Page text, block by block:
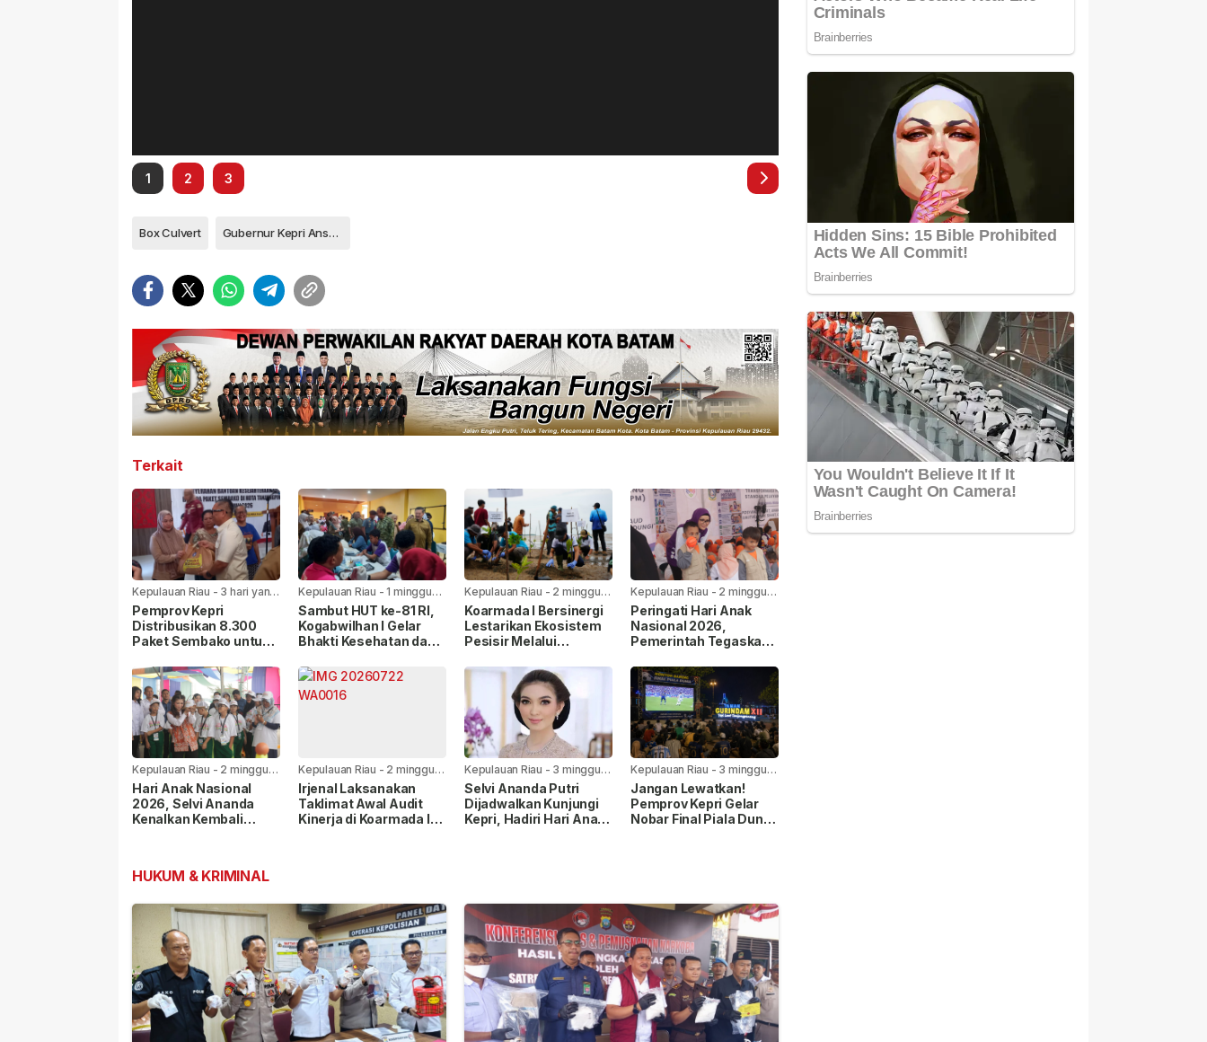
1 2 3
Box Culvert Gubernur Kepri Ansar Ahmad
Terkait
Kepulauan Riau - 3 hari yang
lalu
Pemprov Kepri
Distribusikan 8.300
Paket Sembako untuk
Kabupaten/Kota
Kepulauan Riau -1 minggu
yang lalu
Sambut HUT ke-81 RI,
Kogabwilhan I Gelar
Bhakti Kesehatan dan
Tanjungpinang
Kepulauan Riau - 2 minggu
yang lalu
Koarmada I Bersinergi
Lestarikan Ekosistem
Pesisir Melalui
Kepulauan Riau - 2 minggu
yang lalu
Peringati Hari Anak
Nasional 2026,
Pemerintah Tegaskan
Anak
Kepulauan Riau - 2 minggu
yang lalu
Hari Anak Nasional
2026, Selvi Ananda
Kenalkan Kembali
Kepulauan Riau - 2 minggu
yang lalu
Irjenal Laksanakan
Taklimat Awal Audit
Kinerja di Koarmada I,
Kepulauan Riau - 3 minggu
yang lalu
Selvi Ananda Putri
Dijadwalkan Kunjungi
Kepri, Hadiri Hari Anak
Kepulauan Riau - 3 minggu
yang lalu
Jangan Lewatkan!
Pemprov Kepri Gelar
Nobar Final Piala Dunia
HUKUM & KRIMINAL